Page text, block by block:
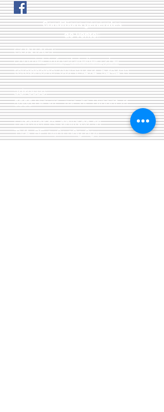
Conditions générales
de vente::
CONTACT:
courriel:info@latelier13.be
téléphone:00(32)474-649433
adresse:
5555 Bièvre, rue de Dinant 41
L'Atelier 13, phil&co srl
TVA: BE0461 089 894